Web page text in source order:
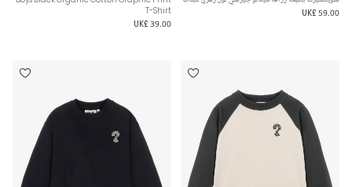
UK£ 59.00
T-Shirt
UK£ 39.00